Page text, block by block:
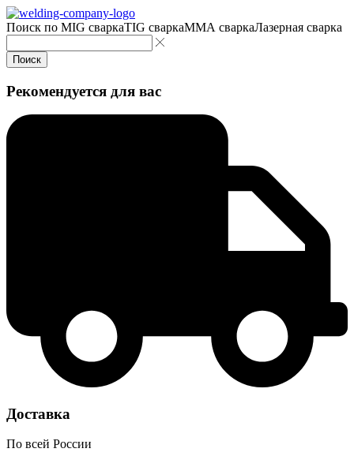
Поиск по MIG сваркаTIG сваркаMMA сваркаЛазерная сварка
Поиск
Рекомендуется для вас
Доставка
По всей России